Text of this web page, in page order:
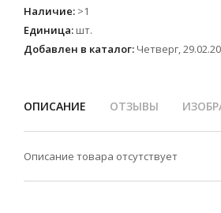
Наличие: >1
Единица: шт.
Добавлен в каталог: Четверг,
ОПИСАНИЕ ОТЗЫВЫ
Описание товара отсутствует